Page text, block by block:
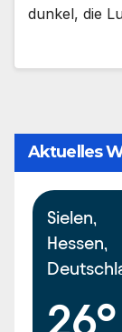
dunkel, die
Aktuelles
Sielen,
Hessen,
26°